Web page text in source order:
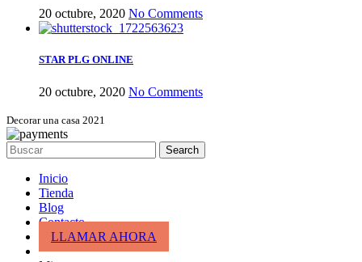
20 octubre, 2020 No Comments
STAR PLG ONLINE
20 octubre, 2020 No Comments
Decorar una casa 2021
Search
Inicio
Tienda
Blog
Contacto
LLAMAR AHORA